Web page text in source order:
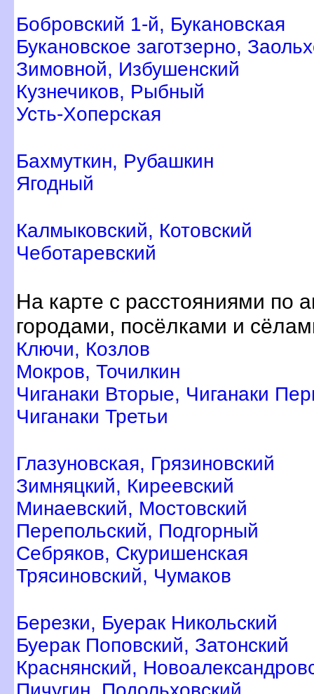
Бобровский 1-й, Букановская
Букановское заготзерно,
Зимовной, Избушенский
Кузнечиков, Рыбный
Усть-Хоперская
Бахмуткин, Рубашкин
Ягодный
Калмыковский, Котовский
Чеботаревский
На карте с расстояниями по
ородами, посёлками и
Ключи, Козло
Мокров, Точилкин
Чиганаки Вторые, Чиганаки
Чиганаки Третьи
Глазуновская, Грязиновский
Зимняцкий, Киреевский
Минаевский, Мостовский
Перепольский, Подгорный
Себряков, Скуришенская
Трясиновский, Чумако
Березки, Буерак Никольский
Буерак Поповский, Затонский
Краснянский,